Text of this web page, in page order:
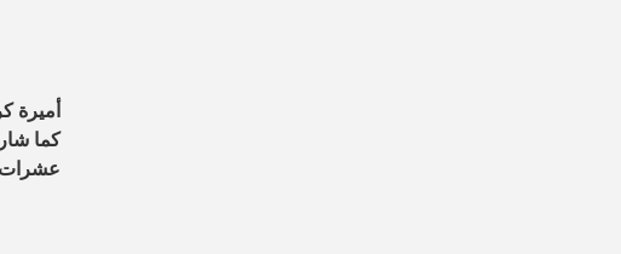
أميرة
كما
عشرات